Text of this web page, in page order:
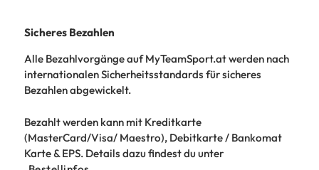
Sicheres Bezahlen
Alle Bezahlvorgänge auf MyTeamSport.at werden nach
internationalen Sicherheitsstandards für sicheres
Bezahlen abgewickelt.
Bezahlt werden kann mit Kreditkarte
(MasterCard/Visa/ Maestro), Debitkarte / Bankomat
Karte & EPS. Details dazu findest du unter